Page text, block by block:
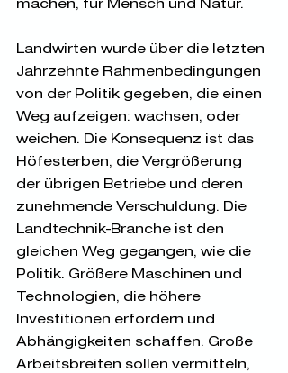
machen, für Mensch und Natur.
Landwirten wurde über die letzten
Jahrzehnte Rahmenbedingungen
von der Politik gegeben, die einen
Weg aufzeigen: wachsen, oder
weichen. Die Konsequenz ist das
Höfesterben, die Vergrößerung
der übrigen Betriebe und deren
zunehmende Verschuldung. Die
Landtechnik-Branche ist den
gleichen Weg gegangen, wie die
Politik. Größere Maschinen und
Technologien, die höhere
Investitionen erfordern und
Abhängigkeiten schaffen. Große
Arbeitsbreiten sollen vermitteln,